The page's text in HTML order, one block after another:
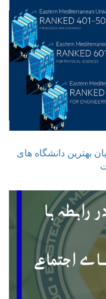
بهترین دانشگاه های